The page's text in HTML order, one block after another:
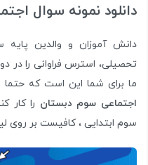
دانلود نمونه سوال
دانش آموزان و والدین
تحصیلی، استرس فراوانی را در
ما برای شما این است که حتما
اجتماعی سوم دبستان را کار
سوم ابتدایی ، کافیست بر روی